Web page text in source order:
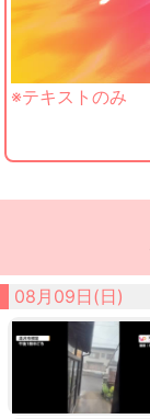
※テキストのみ
08月09日(日)